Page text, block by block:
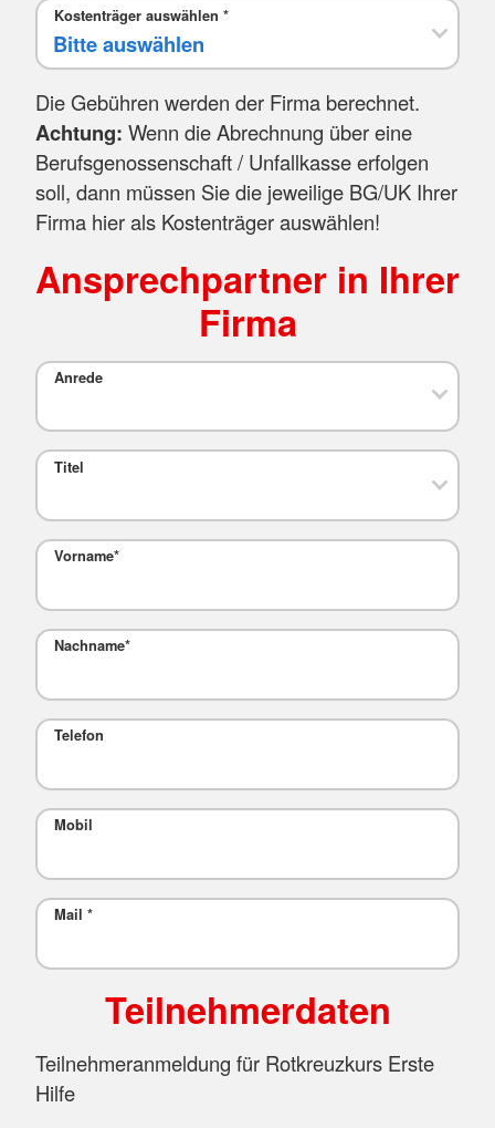
Kostenträger auswählen *
Die Gebühren werden der Firma berechnet.
Achtung: Wenn die Abrechnung über eine
Berufsgenossenschaft / Unfallkasse erfolgen
soll, dann müssen Sie die jeweilige BG/UK Ihrer
Firma hier als Kostenträger auswählen!
Ansprechpartner in Ihrer
Firma
Anrede
Titel
Vorname*
Nachname*
Telefon
Mobil
Mail *
Teilnehmerdaten
Teilnehmeranmeldung für Rotkreuzkurs Erste
Hilfe